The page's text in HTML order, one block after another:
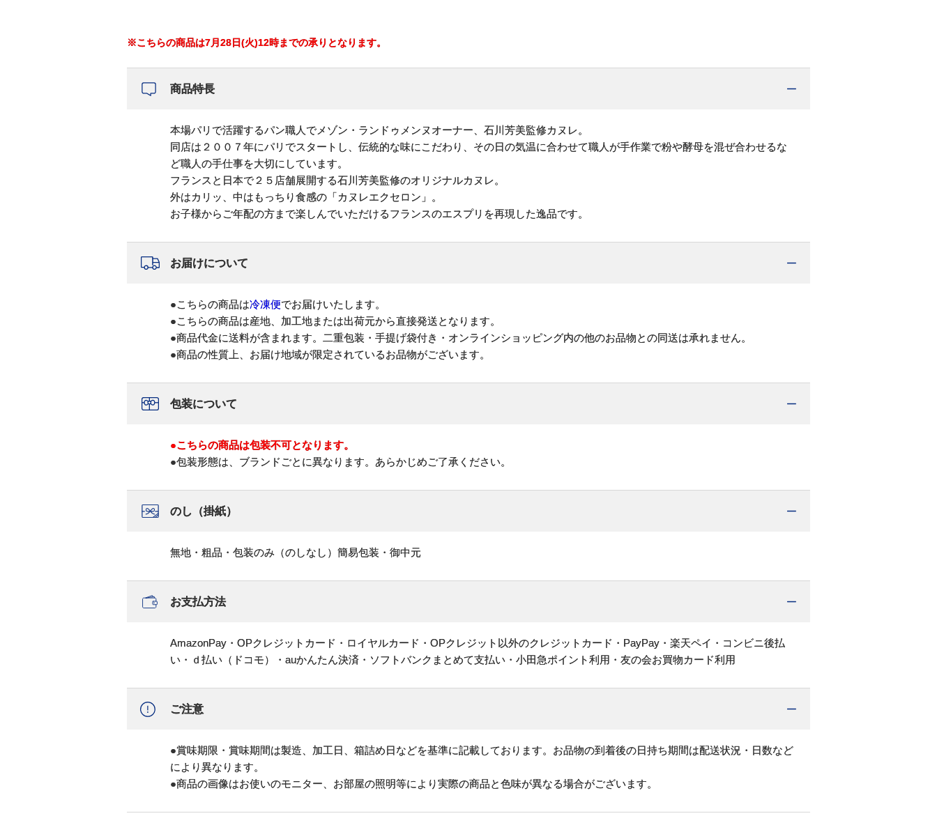
※こちらの商品は7月28日(火)12時までの承りとなります。
商品特長
本場パリで活躍するパン職人でメゾン・ランドゥメンヌオーナー、石川芳美監修カヌレ。
同店は２００７年にパリでスタートし、伝統的な味にこだわり、その日の気温に合わせて職人が手作業で粉や酵母を混ぜ合わせるな
ど職人の手仕事を大切にしています。
フランスと日本で２５店舗展開する石川芳美監修のオリジナルカヌレ。
外はカリッ、中はもっちり食感の「カヌレエクセロン」。
お子様からご年配の方まで楽しんでいただけるフランスのエスプリを再現した逸品です。
お届けについて
●こちらの商品は冷凍便でお届けいたします。
●こちらの商品は産地、加工地または出荷元から直接発送となります。
●商品代金に送料が含まれます。二重包装・手提げ袋付き・オンラインショッピング内の他のお品物との同送は承れません。
●商品の性質上、お届け地域が限定されているお品物がございます。
包装について
●こちらの商品は包装不可となります。
●包装形態は、ブランドごとに異なります。あらかじめご了承ください。
のし（掛紙）
無地・粗品・包装のみ（のしなし）簡易包装・御中元
お支払方法
AmazonPay・OPクレジットカード・ロイヤルカード・OPクレジット以外のクレジットカード・PayPay・楽天ペイ・コンビニ後払
い・ｄ払い（ドコモ）・auかんたん決済・ソフトバンクまとめて支払い・小田急ポイント利用・友の会お買物カード利用
ご注意
●賞味期限・賞味期間は製造、加工日、箱詰め日などを基準に記載しております。お品物の到着後の日持ち期間は配送状況・日数など
により異なります。
●商品の画像はお使いのモニター、お部屋の照明等により実際の商品と色味が異なる場合がございます。